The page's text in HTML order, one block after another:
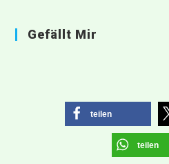
Gefällt Mir
teilen
teilen